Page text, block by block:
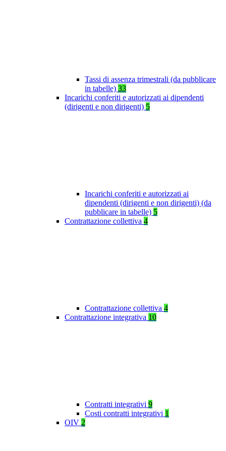
Tassi di assenza trimestrali (da pubblicare
in tabelle) 33
Incarichi conferiti e autorizzati ai dipendenti
(dirigenti e non dirigenti) 5
Incarichi conferiti e autorizzati ai
dipendenti (dirigenti e non dirigenti) (da
pubblicare in tabelle) 5
Contrattazione collettiva 4
Contrattazione collettiva 4
Contrattazione integrativa 10
Contratti integrativi 9
Costi contratti integrativi 1
OIV 2